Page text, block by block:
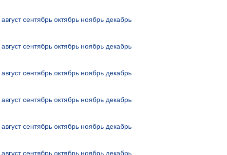
август сентябрь октябрь ноябрь декабрь
август сентябрь октябрь ноябрь декабрь
август сентябрь октябрь ноябрь декабрь
август сентябрь октябрь ноябрь декабрь
август сентябрь октябрь ноябрь декабрь
август сентябрь октябрь ноябрь декабрь